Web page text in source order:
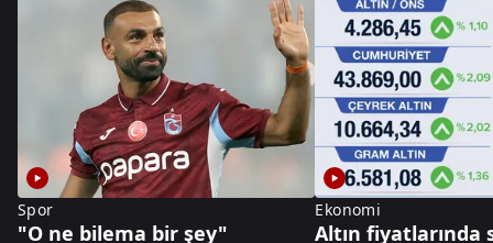
Spor
"O ne bilema bir şey"
Ekonomi
Altın fiyatlarında